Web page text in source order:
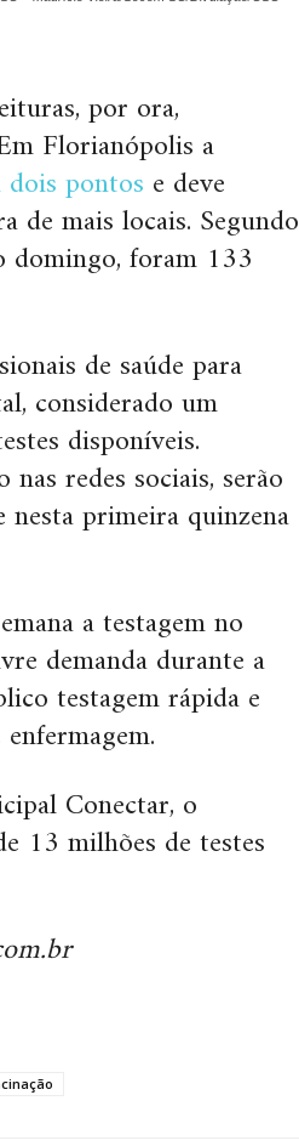
por ora,
Florianópolis a
dois pontos e deve
de mais locais. Segundo
domingo, foram 133
de saúde para
considerado um
disponíveis.
redes sociais, serão
nesta primeira quinzena
a testagem no
demanda durante a
testagem rápida e
Conectar, o
13 milhões de testes